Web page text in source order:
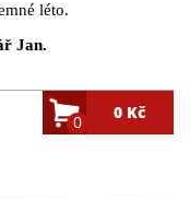
léto.
Jan.
0 0 Kč